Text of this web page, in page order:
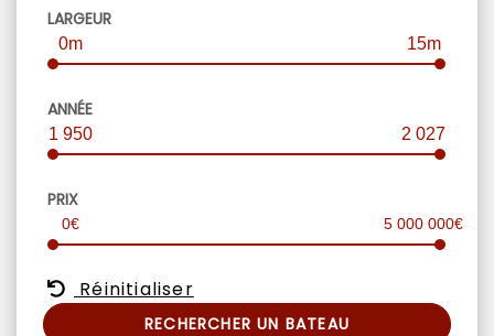
LARGEUR
0m 15m
ANNÉE
1 950 2 027
PRIX
0€ 5 000 000€
Réinitialiser
RECHERCHER UN BATEAU